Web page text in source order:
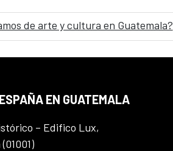
de arte y cultura en Guatemala?
EN GUATEMALA
– Edifico Lux,